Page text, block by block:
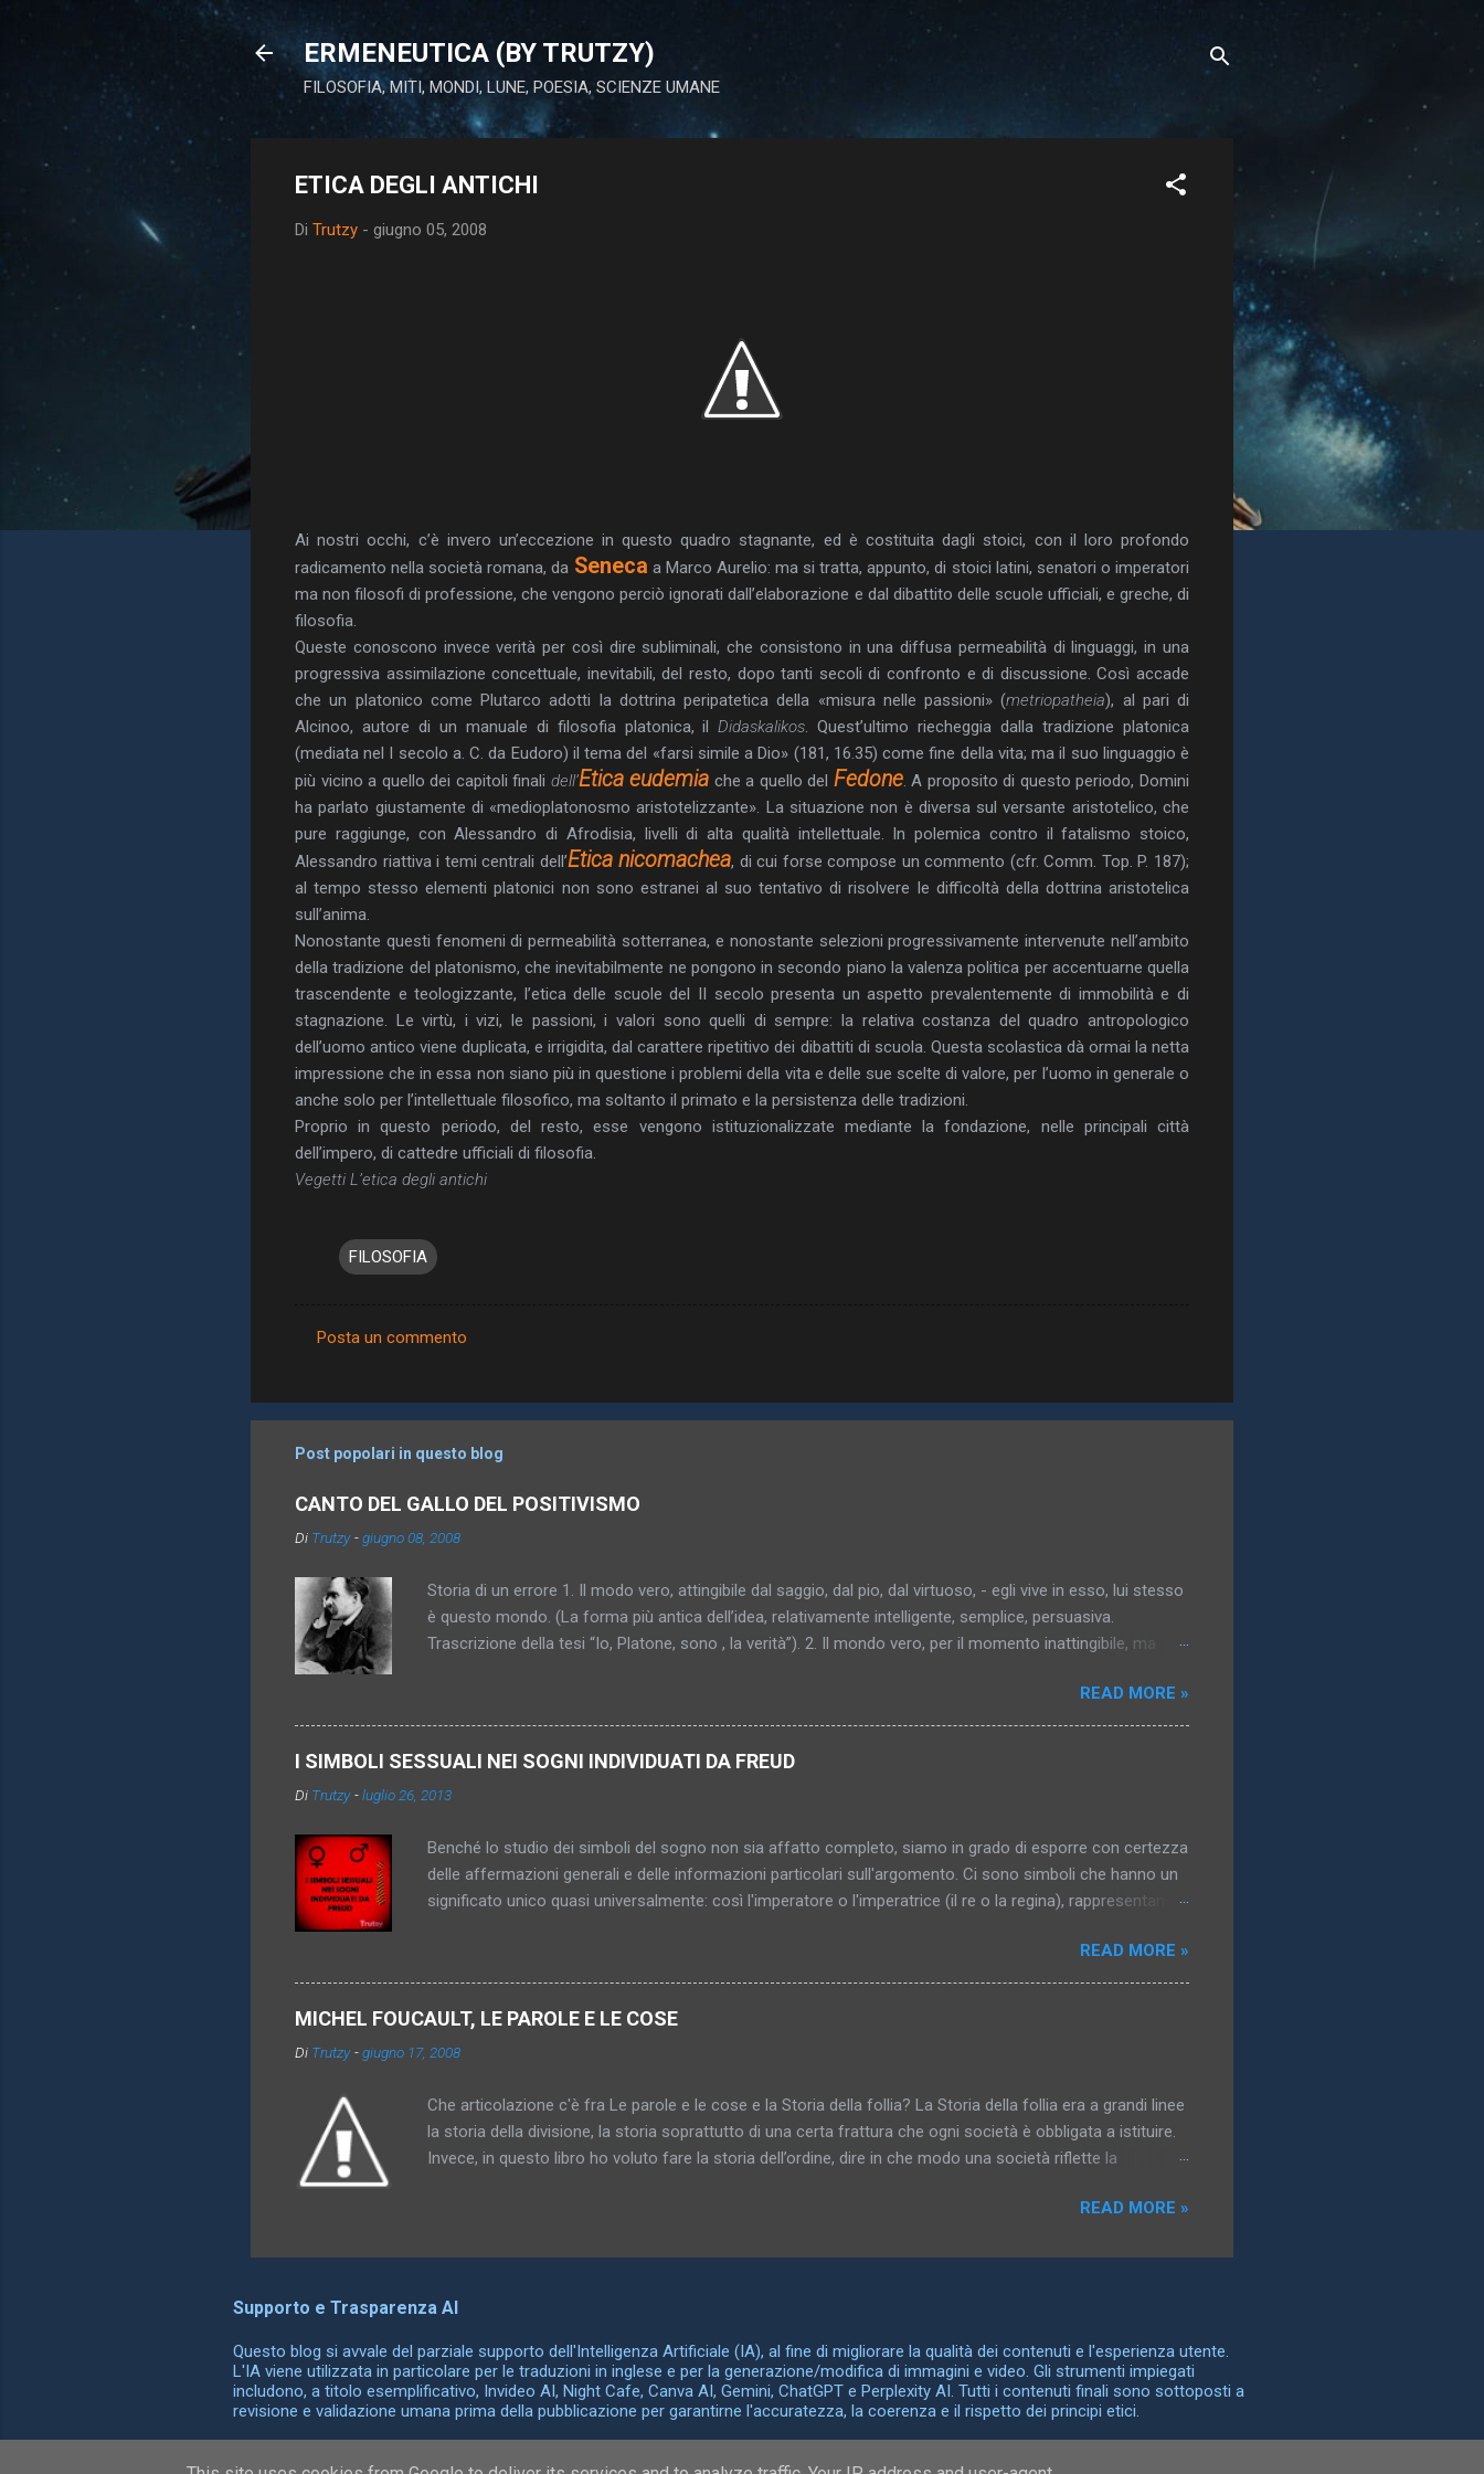
ERMENEUTICA (BY TRUTZY)
FILOSOFIA, MITI, MONDI, LUNE, POESIA, SCIENZE UMANE
ETICA DEGLI ANTICHI
Di Trutzy - giugno 05, 2008
Ai nostri occhi, c’è invero un’eccezione in questo quadro stagnante, ed è costituita dagli stoici, con il loro profondo
radicamento nella società romana, da Seneca a Marco Aurelio: ma si tratta, appunto, di stoici latini, senatori o imperatori
ma non filosofi di professione, che vengono perciò ignorati dall’elaborazione e dal dibattito delle scuole ufficiali, e greche, di
filosofia.
Queste conoscono invece verità per così dire subliminali, che consistono in una diffusa permeabilità di linguaggi, in una
progressiva assimilazione concettuale, inevitabili, del resto, dopo tanti secoli di confronto e di discussione. Così accade
che un platonico come Plutarco adotti la dottrina peripatetica della «misura nelle passioni» (metriopatheia), al pari di
Alcinoo, autore di un manuale di filosofia platonica, ilDidaskalikos . Quest’ultimo riecheggia dalla tradizione platonica
(mediata nel I secolo a. C. da Eudoro) il tema del «farsi simile a Dio» (181, 16.35) come fine della vita; ma il suo linguaggio è
più vicino a quello dei capitoli finali dell’Etica eudemia che a quello del Fedone. A proposito di questo periodo, Domini
ha parlato giustamente di «medioplatonosmo aristotelizzante». La situazione non è diversa sul versante aristotelico, che
pure raggiunge, con Alessandro di Afrodisia, livelli di alta qualità intellettuale. In polemica contro il fatalismo stoico,
Alessandro riattiva i temi centrali dell’Etica nicomachea, di cui forse compose un commento (cfr. Comm. Top. P. 187);
al tempo stesso elementi platonici non sono estranei al suo tentativo di risolvere le difficoltà della dottrina aristotelica
sull’anima.
Nonostante questi fenomeni di permeabilità sotterranea, e nonostante selezioni progressivamente intervenute nell’ambito
della tradizione del platonismo, che inevitabilmente ne pongono in secondo piano la valenza politica per accentuarne quella
trascendente e teologizzante, l’etica delle scuole del II secolo presenta un aspetto prevalentemente di immobilità e di
stagnazione. Le virtù, i vizi, le passioni, i valori sono quelli di sempre: la relativa costanza del quadro antropologico
dell’uomo antico viene duplicata, e irrigidita, dal carattere ripetitivo dei dibattiti di scuola. Questa scolastica dà ormai la netta
impressione che in essa non siano più in questione i problemi della vita e delle sue scelte di valore, per l’uomo in generale o
anche solo per l’intellettuale filosofico, ma soltanto il primato e la persistenza delle tradizioni.
Proprio in questo periodo, del resto, esse vengono istituzionalizzate mediante la fondazione, nelle principali città
dell’impero, di cattedre ufficiali di filosofia.
Vegetti L’etica degli antichi
FILOSOFIA
m
m
n
t
i
Posta un commento
Post popolari in questo blog
CANTO DEL GALLO DEL POSITIVISMO
Di Trutzy -giugno 08, 2008
Storia di un errore 1. Il modo vero, attingibile dal saggio, dal pio, dal virtuoso, - egli vive in esso, lui stesso
è questo mondo. (La forma più antica dell’idea, relativamente intelligente, semplice, persuasiva.
Trascrizione della tesi “Io, Platone, sono , la verità”). 2. Il mondo vero, per il momento inattingibile, ma
diventa più sottile, più capziosa, più inafferrabile – diventa donna, si cristallizza..). 3. Il mondo vero,
inattingibile, indimostrabile, impromettibile, ma già in quanto pensato una consolazione, un obbligo, un
imperativo. (In fondo l’antico sole, ma attraverso nebbia e scetticismo; l’idea sublimata,pallida, nordica,
anche sconosciuto. Di conseguenza neppure consolante, salvifico, vincolante: a che ci potrebbe
READ MORE »
I SIMBOLI SESSUALI NEI SOGNI INDIVIDUATI DA FREUD
Di Trutzy -luglio 26, 2013
Benché lo studio dei simboli del sogno non sia affatto completo, siamo in grado di esporre con certezza
delle affermazioni generali e delle informazioni particolari sull'argomento. Ci sono simboli che hanno un
significato unico quasi universalmente: così l'imperatore o l'imperatrice (il re o la regina), rappresentano i
dei simboli del sogno serve a rappresentare persone, parti del corpo e attività di interesse erotico; in
particolare i genitali sono rappresentati da numerosi simboli spesso sorprendenti, e la più grande varietà
di oggetti serve ad indicarli simbolicamente. Armi appuntite, oggetti lunghi e rigidi, come tronchi e bastoni,
rappresentano l'organo genitale maschile; mentre armadi, scatole, carrozze e forni rappresentano
l'utero. In tali casi il tertium comparationis, l'elemento comune in queste sostituzioni, è immediatamente
READ MORE »
MICHEL FOUCAULT, LE PAROLE E LE COSE
Di Trutzy -giugno 17, 2008
Che articolazione c'è fra Le parole e le cose e la Storia della follia? La Storia della follia era a grandi linee
la storia della divisione, la storia soprattutto di una certa frattura che ogni società è obbligata a istituire.
Invece, in questo libro ho voluto fare la storia dell’ordine, dire in che modo una società riflette la
possono organizzarsi in reti, disegnarsi secondo schemi razionali. La Storia della follia è la storia della
ha dato al libro si ritrova la parola “archeologia” che era già nel sottotitolo della Nascita della clinica , e
esattamente una disciplina ma un campo di ricerca, che sarebbe il seguente. In una società le
conoscenze, le idee filosofich...
READ MORE »
Supporto e Trasparenza AI
Questo blog si avvale del parziale supporto dell'Intelligenza Artificiale (IA), al fine di migliorare la qualità dei contenuti e l'esperienza utente.
L'IA viene utilizzata in particolare per le traduzioni in inglese e per la generazione/modifica di immagini e video. Gli strumenti impiegati
includono, a titolo esemplificativo, Invideo AI, Night Cafe, Canva AI, Gemini, ChatGPT e Perplexity AI. Tutti i contenuti finali sono sottoposti a
revisione e validazione umana prima della pubblicazione per garantirne l'accuratezza, la coerenza e il rispetto dei principi etici.